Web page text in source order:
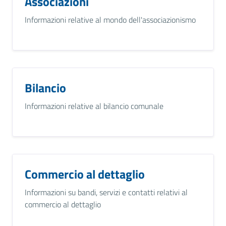
Informazioni relative al mondo dell'associazionismo
Bilancio
Informazioni relative al bilancio comunale
Commercio al dettaglio
Informazioni su bandi, servizi e contatti relativi al
commercio al dettaglio